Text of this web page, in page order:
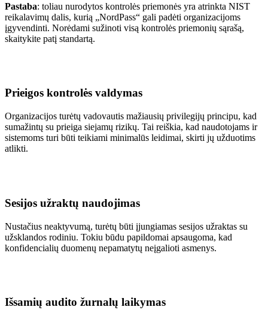
Pastaba: toliau nurodytos kontrolės priemonės yra atrinkta NIST
reikalavimų dalis, kurią „NordPass“ gali padėti organizacijoms
įgyvendinti. Norėdami sužinoti visą kontrolės priemonių sąrašą,
skaitykite patį standartą.
Prieigos kontrolės valdymas
Organizacijos turėtų vadovautis mažiausių privilegijų principu, kad
sumažintų su prieiga siejamų rizikų. Tai reiškia, kad naudotojams ir
sistemoms turi būti teikiami minimalūs leidimai, skirti jų užduotims
atlikti.
Sesijos užraktų naudojimas
Nustačius neaktyvumą, turėtų būti įjungiamas sesijos užraktas su
užsklandos rodiniu. Tokiu būdu papildomai apsaugoma, kad
konfidencialių duomenų nepamatytų neįgalioti asmenys.
Išsamių audito žurnalų laikymas